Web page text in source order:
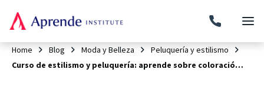
Home Blog Moda y Belleza
Peluquería y estilismo
Curso de estilismo y peluquería: aprende sobre coloración, corte, peinado y más